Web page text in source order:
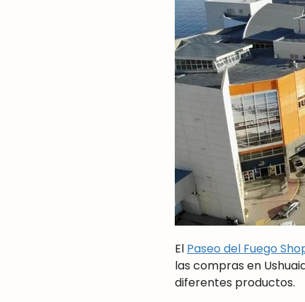
El Paseo del Fuego
las compras en
diferentes productos.